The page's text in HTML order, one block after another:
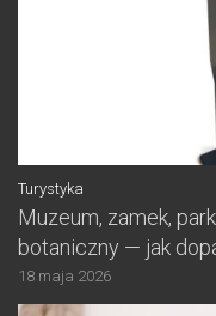
Turystyka
Muzeum, zamek,
botaniczny — jak
18 maja 2026